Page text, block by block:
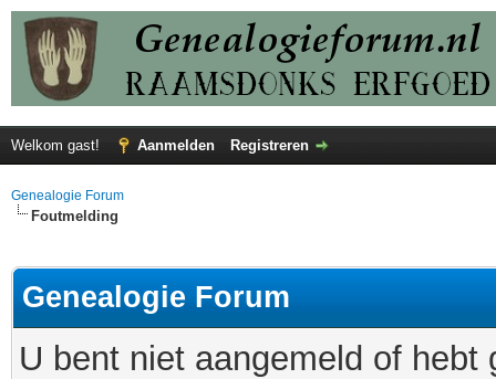
Welkom gast! Aanmelden Registreren
Genealogie Forum
Foutmelding
Genealogie Forum
U bent niet aangemeld of